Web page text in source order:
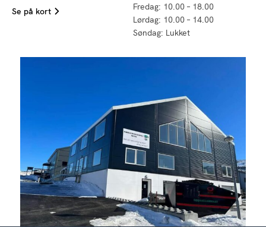
Se på kort
Fredag: 10.00 – 18.00
Lørdag: 10.00 – 14.00
Søndag: Lukket